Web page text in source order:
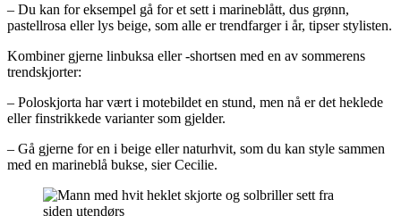
– Du kan for eksempel gå for et sett i marineblått, dus grønn,
pastellrosa eller lys beige, som alle er trendfarger i år, tipser stylisten.
Kombiner gjerne linbuksa eller -shortsen med en av sommerens
trendskjorter:
– Poloskjorta har vært i motebildet en stund, men nå er det heklede
eller finstrikkede varianter som gjelder.
– Gå gjerne for en i beige eller naturhvit, som du kan style sammen
med en marineblå bukse, sier Cecilie.